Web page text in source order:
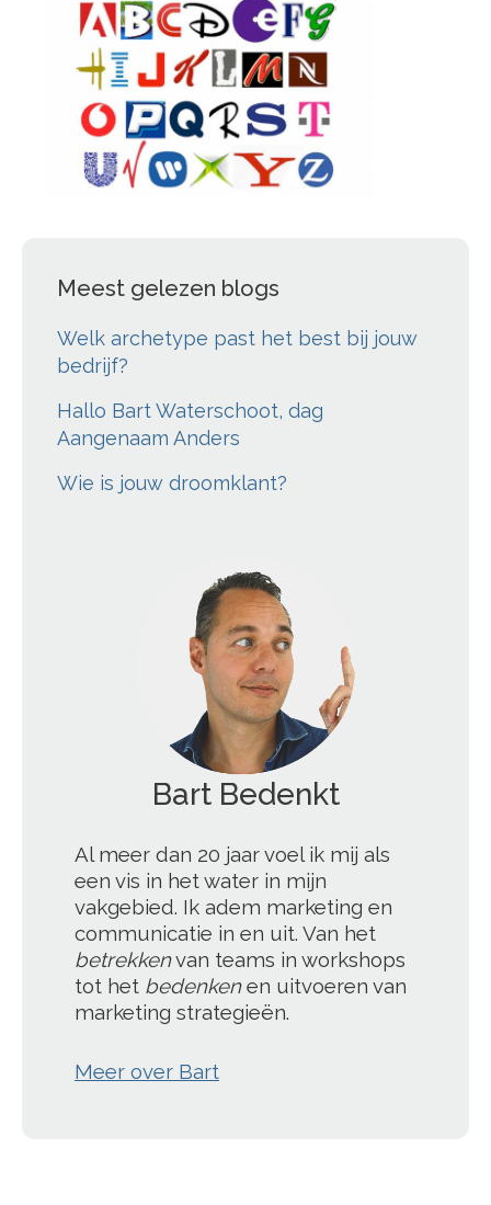
Meest gelezen blogs
Welk archetype past het best bij jouw
bedrijf?
Hallo Bart Waterschoot, dag
Aangenaam Anders
Wie is jouw droomklant?
';
Bart Bedenkt
Al meer dan 20 jaar voel ik mij als
een vis in het water in mijn
vakgebied. Ik adem marketing en
communicatie in en uit. Van het
betrekkenvan teams in workshops
tot het bedenkenen uitvoeren van
marketing strategieën.
Meer over Bart